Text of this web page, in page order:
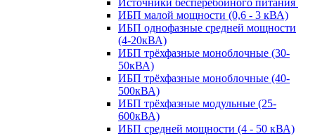
Источники бесперебойного питания
ИБП малой мощности (0,6 - 3 кВА)
ИБП однофазные средней мощности
(4-20кВА)
ИБП трёхфазные моноблочные (30-
50кВА)
ИБП трёхфазные моноблочные (40-
500кВА)
ИБП трёхфазные модульные (25-
600кВА)
ИБП средней мощности (4 - 50 кВА)